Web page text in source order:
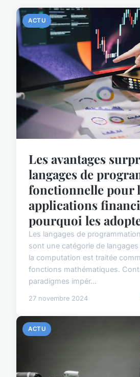
ACTU
Les avantages
langages de
fonctionnelle pour
applications
pourquoi les
Les langages de
sont une catégorie de
la computation est traitée
fonctions mathématiques.
paradigmes impér...
27 novembre 2024
ACTU